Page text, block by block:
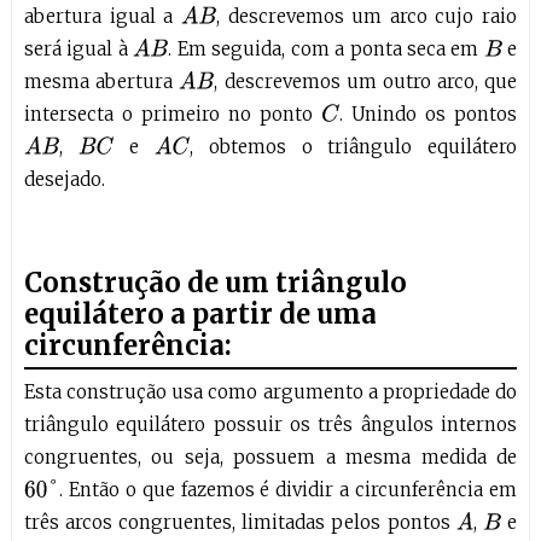
abertura igual a AB , descrevemos um arco cujo raio
será igual àAB . Em seguida, com a ponta seca em B e
mesma aberturaAB , descrevemos um outro arco, que
intersecta o primeiro no ponto C . Unindo os pontos
AB , BC e AC , obtemos o triângulo equilátero
desejado.
Construção de um triângulo
equilátero a partir de uma
circunferência:
Esta construção usa como argumento a propriedade do
triângulo equilátero possuir os três ângulos internos
congruentes, ou seja, possuem a mesma medida de
60°. Então o que fazemos é dividir a circunferência em
três arcos congruentes, limitadas pelos pontos A , B e